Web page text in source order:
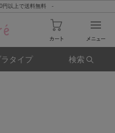
円以上で送料無料 -
ラタイプ 検索